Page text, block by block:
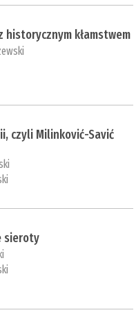
historycznym kłamstwem
czyli Milinković-Savić
sieroty